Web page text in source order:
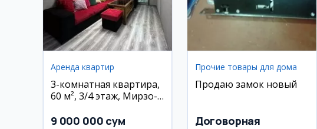
Аренда квартир
3-комнатная квартира,
60 м², 3/4 этаж, Мирзо-
9 000 000 сум
Прочие товары для дома
Продаю замок новый
Договорная